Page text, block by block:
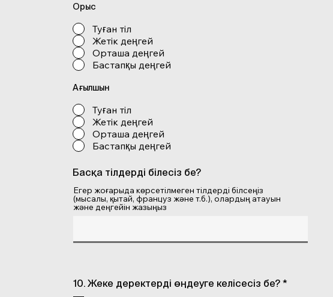
Орыс
Туған тіл
Жетік деңгей
Орташа деңгей
Бастапқы деңгей
Ағылшын
Туған тіл
Жетік деңгей
Орташа деңгей
Бастапқы деңгей
Басқа тілдерді білесіз бе?
Егер жоғарыда көрсетілмеген тілдерді білсеңіз
(мысалы, қытай, француз және т.б.), олардың атауын
және деңгейін жазыңыз
10. Жеке деректерді өңдеуге келісесіз бе? *